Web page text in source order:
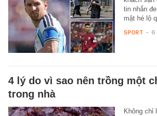
tin nhắn
mật hé lộ
SPORT - 6
4 lý do vì sao nên trồng một
trong nhà
Không chỉ